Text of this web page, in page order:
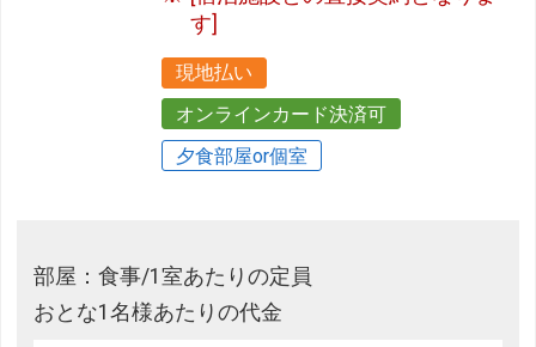
す]
現地払い
オンラインカード決済可
夕食部屋or個室
部屋：食事/1室あたりの定員
おとな1名様あたりの代金